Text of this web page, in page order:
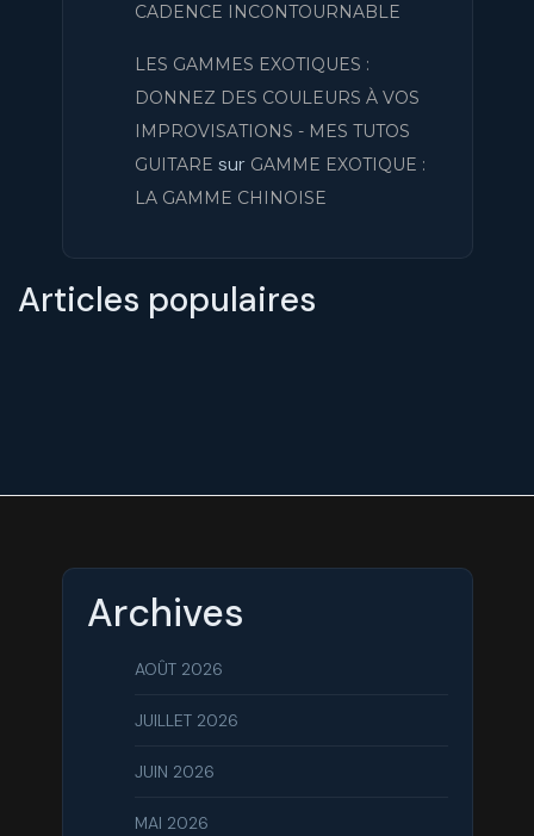
CADENCE INCONTOURNABLE
LES GAMMES EXOTIQUES :
DONNEZ DES COULEURS À VOS
IMPROVISATIONS - MES TUTOS
GUITARE sur GAMME EXOTIQUE :
LA GAMME CHINOISE
Articles populaires
Archives
AOÛT 2026
JUILLET 2026
JUIN 2026
MAI 2026